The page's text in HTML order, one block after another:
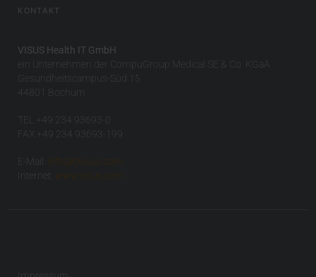
KONTAKT
VISUS Health IT GmbH
ein Unternehmen der CompuGroup Medical SE & Co. KGaA
Gesundheitscampus-Süd 15
44801 Bochum
TEL +49 234 93693-0
FAX +49 234 93693-199
E-Mail:
info(at)visus.com
Internet:
www.visus.com